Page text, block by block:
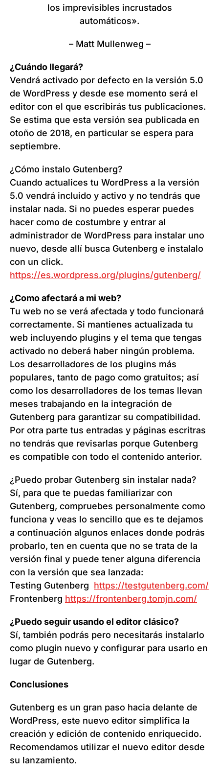
los imprevisibles incrustados
automáticos».
– Matt Mullenweg –
¿Cuándo llegará?
Vendrá activado por defecto en la versión 5.0
de WordPress y desde ese momento será el
editor con el que escribirás tus publicaciones.
Se estima que esta versión sea publicada en
otoño de 2018, en particular se espera para
septiembre.
¿Cómo instalo Gutenberg?
Cuando actualices tu WordPress a la versión
5.0 vendrá incluido y activo y no tendrás que
instalar nada. Si no puedes esperar puedes
hacer como de costumbre y entrar al
administrador de WordPress para instalar uno
nuevo, desde allí busca Gutenberg e instalalo
con un click.
https://es.wordpress.org/plugins/gutenberg/
¿Como afectará a mi web?
Tu web no se verá afectada y todo funcionará
correctamente. Si mantienes actualizada tu
web incluyendo plugins y el tema que tengas
activado no deberá haber ningún problema.
Los desarrolladores de los plugins más
populares, tanto de pago como gratuitos; así
como los desarrolladores de los temas llevan
meses trabajando en la integración de
Gutenberg para garantizar su compatibilidad.
Por otra parte tus entradas y páginas escritras
no tendrás que revisarlas porque Gutenberg
es compatible con todo el contenido anterior.
¿Puedo probar Gutenberg sin instalar nada?
Sí, para que te puedas familiarizar con
Gutenberg, compruebes personalmente como
funciona y veas lo sencillo que es te dejamos
a continuación algunos enlaces donde podrás
probarlo, ten en cuenta que no se trata de la
versión final y puede tener alguna diferencia
con la versión que sea lanzada:
Testing Gutenberg https://testgutenberg.com/
Frontenberg https://frontenberg.tomjn.com/
¿Puedo seguir usando el editor clásico?
Sí, también podrás pero necesitarás instalarlo
como plugin nuevo y configurar para usarlo en
lugar de Gutenberg.
Conclusiones
Gutenberg es un gran paso hacia delante de
WordPress, este nuevo editor simplifica la
creación y edición de contenido enriquecido.
Recomendamos utilizar el nuevo editor desde
su lanzamiento.